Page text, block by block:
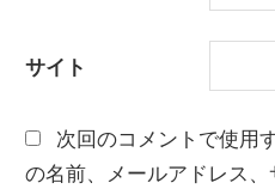
サイト
次回のコメントで使用
の名前、メールアドレス、